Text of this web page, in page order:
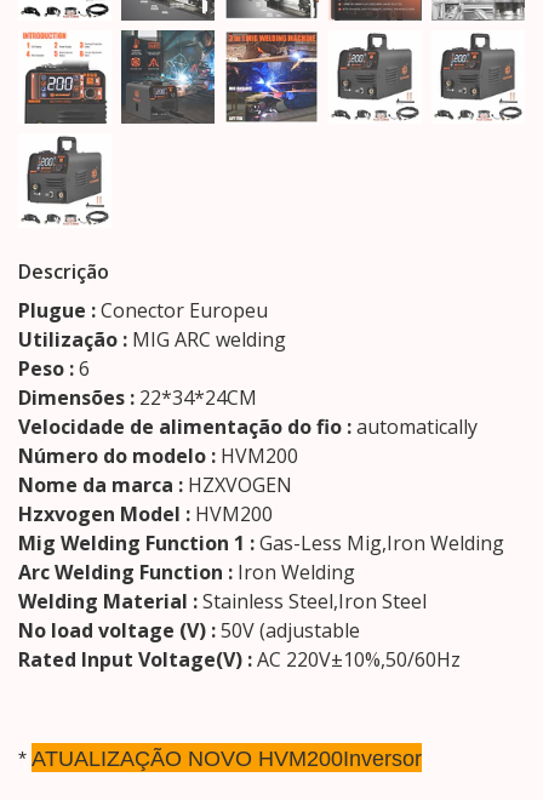
Descrição
Plugue :Conector Europeu
Utilização : MIG ARC welding
Peso :6
Dimensões : 22*34*24CM
Velocidade de alimentação do fio :automatically
Número do modelo : HVM200
Nome da marca : HZXVOGEN
Hzxvogen Model : HVM200
Mig Welding Function 1 :Gas-Less Mig,Iron Welding
Arc Welding Function : Iron Welding
Welding Material :Stainless Steel,Iron Steel
No load voltage (V) :50V (adjustable
Rated Input Voltage(V) :AC 220V±10%,50/60Hz
* ATUALIZAÇÃO NOVO HVM200Inversor